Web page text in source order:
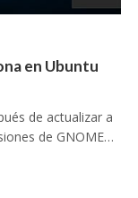
en Ubuntu
de actualizar a
de GNOME…